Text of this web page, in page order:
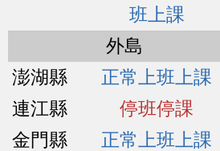
班上課
外島
澎湖縣
正常上班上課
連江縣
停班停課
金門縣
正常上班上課